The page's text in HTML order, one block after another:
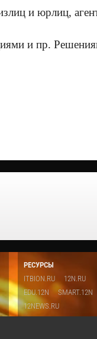
и юрлиц,
и пр.
РЕСУРСЫ
ITBION.RU
12N.RU
EDU.12N
SMART.12N
12NEWS.RU